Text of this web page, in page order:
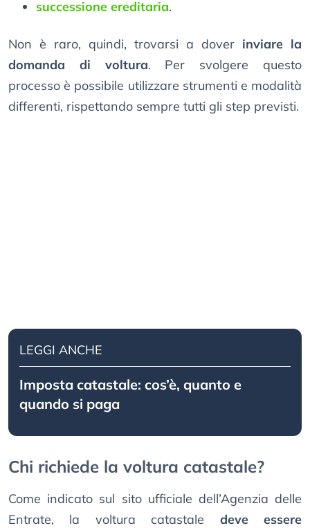
successione ereditaria.
Non è raro, quindi, trovarsi a dover inviare la
domanda di voltura. Per svolgere questo
processo è possibile utilizzare strumenti e modalità
differenti, rispettando sempre tutti gli step previsti.
LEGGI ANCHE
Imposta catastale: cos’è, quanto e
quando si paga
Chi richiede la voltura catastale?
Come indicato sul sito ufficiale dell’Agenzia delle
Entrate, la voltura catastale deve essere